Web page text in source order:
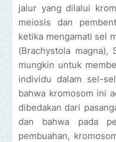
jalur yang dilalui
meiosis dan
ketika mengamati sel
(Brachystola magna),
mungkin untuk
individu dalam sel-
bahwa kromosom ini
dibedakan dari
dan bahwa pada
pembuahan,